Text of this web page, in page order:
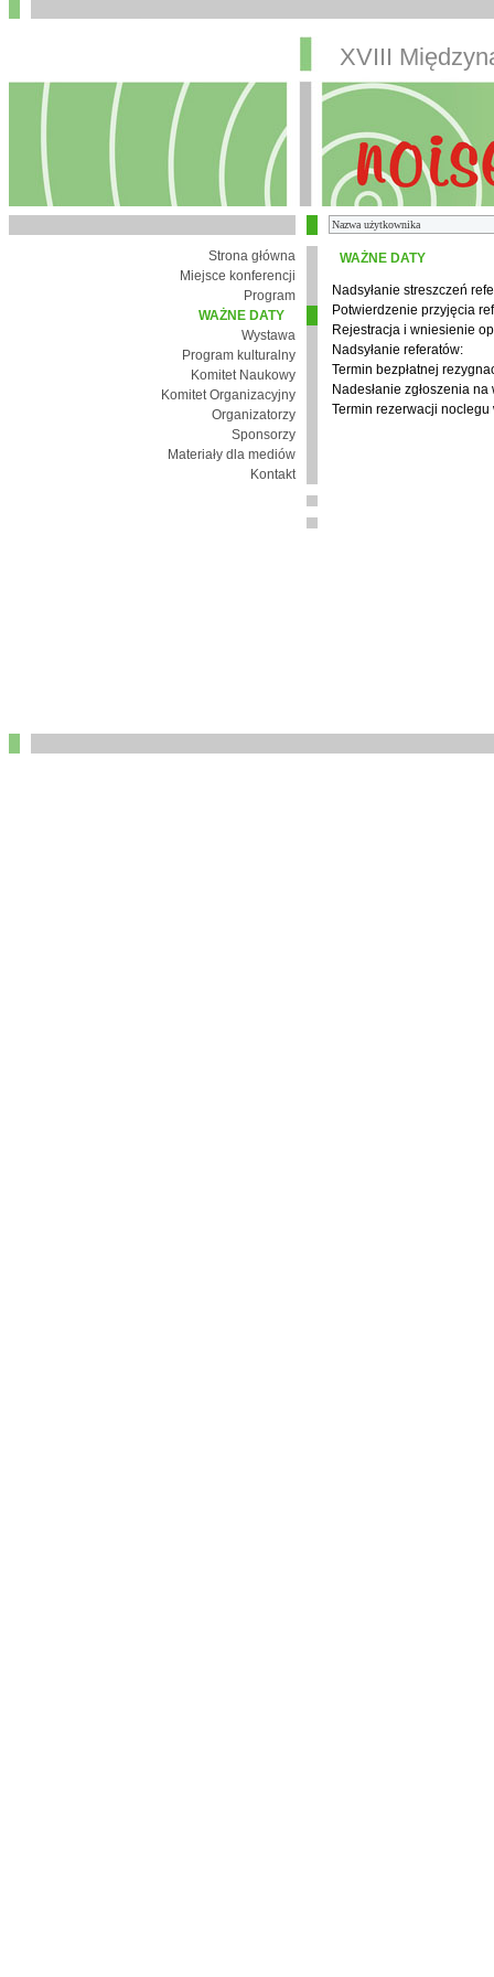
XVIII
Strona główna
Miejsce konferencji
Program
WAŻNE DATY
Wystawa
Program kulturalny
Komitet Naukowy
Komitet Organizacyjny
Organizatorzy
Sponsorzy
Materiały dla mediów
Kontakt
WAŻNE DATY
Nadsyłanie streszczeń
Potwierdzenie przyjęcia
Rejestracja i wniesienie
Nadsyłanie referatów:
Termin bezpłatnej
Nadesłanie zgłoszenia na
Termin rezerwacji